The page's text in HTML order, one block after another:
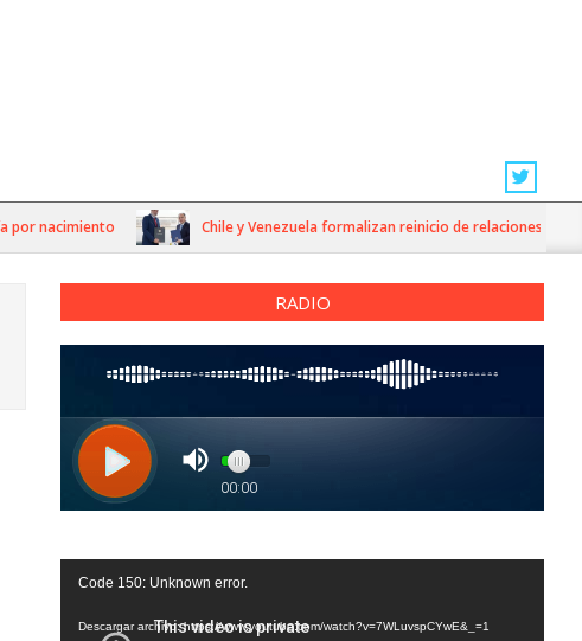
nacimiento Chile y Venezuela formalizan reinicio de relaciones
RADIO
Reproductor
vídeo
Code 150: Unknown error.
Descargar archivo: https://www.youtube.com/watch?v=7WLuvspCYwE&_=1